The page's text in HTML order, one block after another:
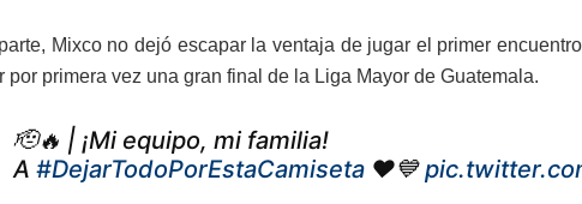
Mixco no dejó escapar la ventaja de jugar el primer
por primera vez una gran final de la Liga Mayor de Guatemala.
🫡🔥 | ¡Mi equipo, mi familia!
A #DejarTodoPorEstaCamiseta ❤️💙